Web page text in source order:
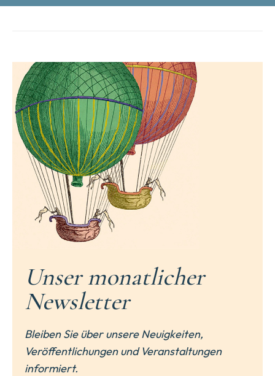
Unser monatlicher
Newsletter
Bleiben Sie über unsere Neuigkeiten,
Veröffentlichungen und Veranstaltungen
informiert.